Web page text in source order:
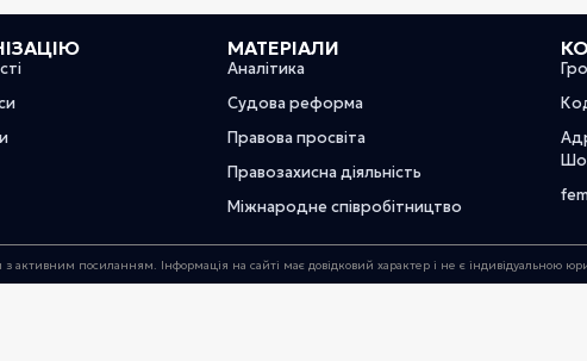
МАТЕРІАЛИ
Аналітика
Судова реформа
Правова просвіта
Правозахисна діяльність
Міжнародне співробітництво
посиланням. Інформація на сайті має довідковий характер і не є індивідуальною